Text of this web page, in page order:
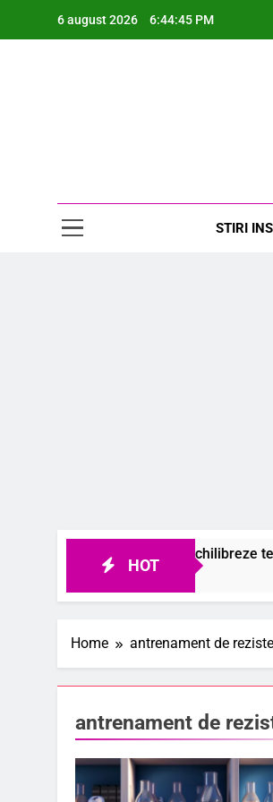
6 august 2026 6:44:46 PM
STIRI
HOT
de măslin să îți echilibreze tensiunea
Home antrenament de
antrenament de